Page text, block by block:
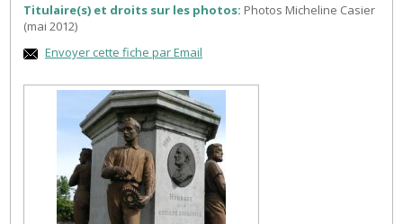
Titulaire(s) et droits sur les photos: Photos Micheline Casier
(mai 2012)
Envoyer cette fiche par Email